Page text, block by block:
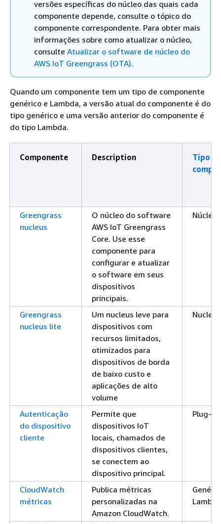
versões específicas do núcleo das quais cada
componente depende, consulte o tópico do
componente correspondente. Para obter mais
informações sobre como atualizar o núcleo,
consulte Atualizar o software de núcleo do
AWS IoT Greengrass (OTA).
Quando um componente tem um tipo de componente
genérico e Lambda, a versão atual do componente é do
tipo genérico e uma versão anterior do componente é
do tipo Lambda.
Componente Description
Tipo de
Greengrass
nucleus
O núcleo do software
AWS IoT Greengrass
Core. Use esse
componente para
configurar e atualizar
o software em seus
dispositivos
principais.
Núcleo
Greengrass
nucleus lite
Um nucleus leve para
dispositivos com
recursos limitados,
otimizados para
dispositivos de borda
de baixo custo e
aplicações de alto
volume
Autenticação
do dispositivo
cliente
Permite que
dispositivos IoT
locais, chamados de
dispositivos clientes,
se conectem ao
dispositivo principal.
Plug-in
CloudWatch
métricas
Publica métricas
personalizadas na
Amazon CloudWatch.
Lambda